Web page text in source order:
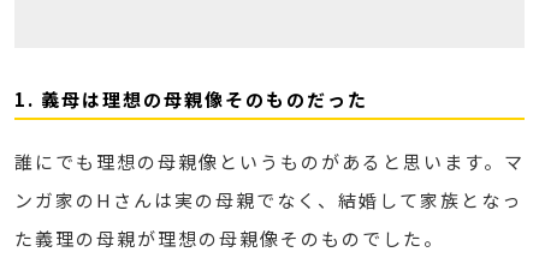
1. 義母は理想の母親像そのものだった
誰にでも理想の母親像というものがあると思います。マ
ンガ家のHさんは実の母親でなく、結婚して家族となっ
た義理の母親が理想の母親像そのものでした。